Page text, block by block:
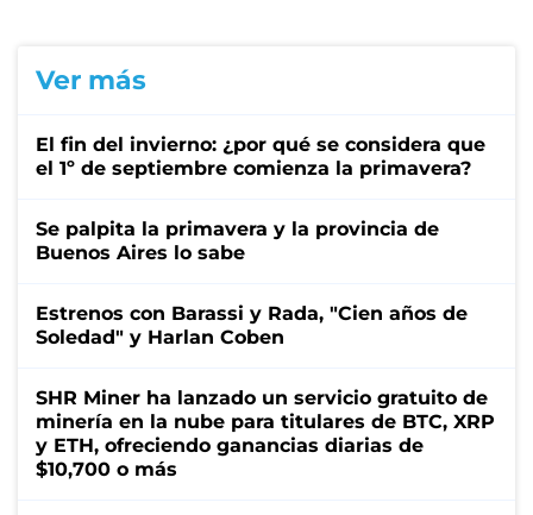
Ver más
El fin del invierno: ¿por qué se considera que
el 1º de septiembre comienza la primavera?
Se palpita la primavera y la provincia de
Buenos Aires lo sabe
Estrenos con Barassi y Rada, "Cien años de
Soledad" y Harlan Coben
SHR Miner ha lanzado un servicio gratuito de
minería en la nube para titulares de BTC, XRP
y ETH, ofreciendo ganancias diarias de
$10,700 o más